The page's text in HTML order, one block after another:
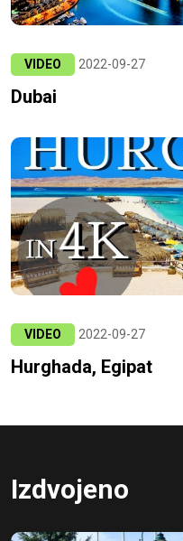
VIDEO 2022-09-27
Dubai
VIDEO 2022-09-27
Hurghada, Egipat
Izdvojeno